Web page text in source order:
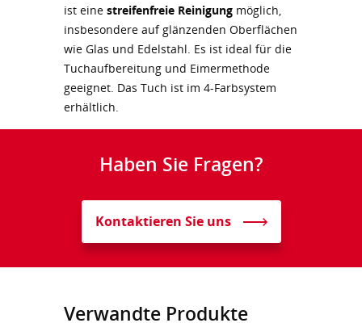
ist eine streifenfreie Reinigung möglich,
insbesondere auf glänzenden Oberflächen
wie Glas und Edelstahl. Es ist ideal für die
Tuchaufbereitung und Eimermethode
geeignet. Das Tuch ist im 4-Farbsystem
erhältlich.
Haben Sie Fragen?
Kontaktieren Sie uns
Verwandte Produkte